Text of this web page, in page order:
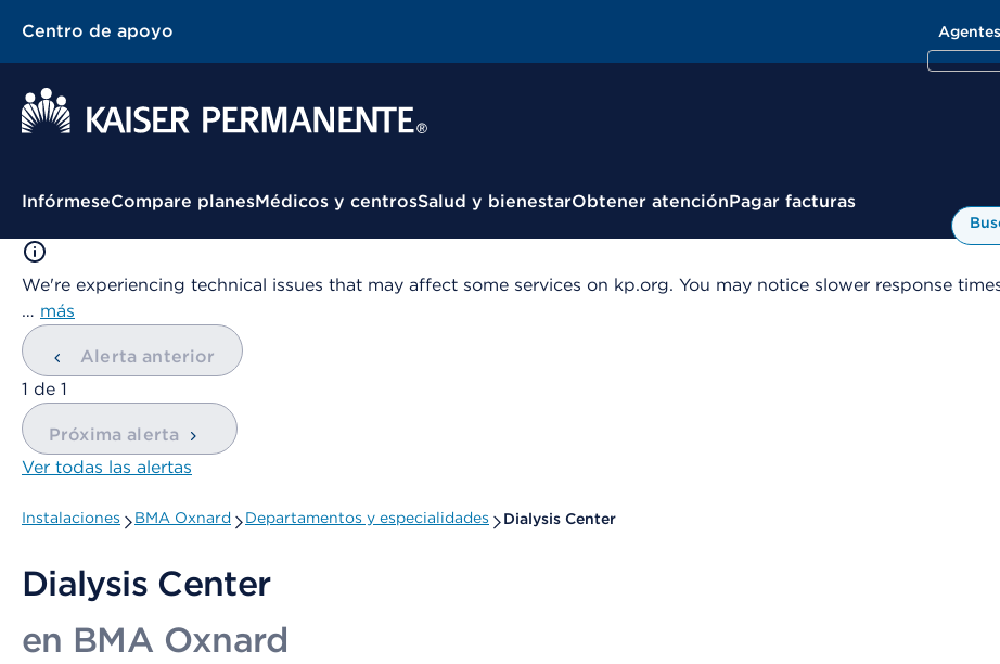
Centro de apoyo Agentes
Menú contextual
InfórmeseCompare planesMédicos y centrosSalud y bienestarObtener atenciónPagar facturas
We're experiencing technical issues that may affect some services on kp.org. You may notice slower response
… más
Alerta anterior
mostrando
1 de 1
Próxima alerta
Ver todas las alertas
Instalaciones BMA Oxnard Departamentos y especialidades Dialysis Center
Dialysis Center
en BMA Oxnard